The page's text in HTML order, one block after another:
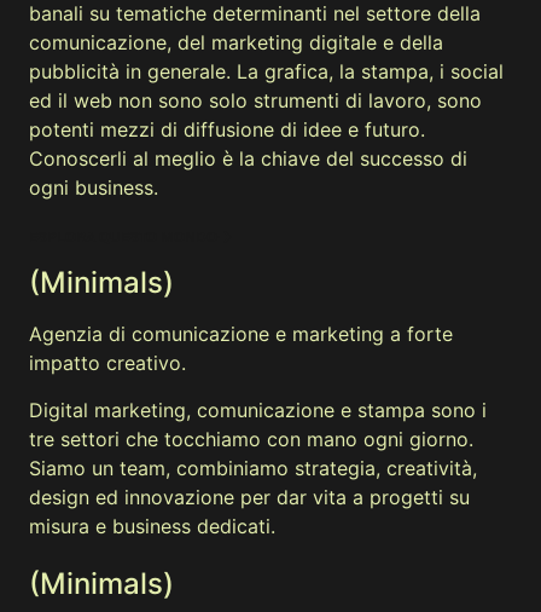
banali su tematiche determinanti nel settore della
comunicazione, del marketing digitale e della
pubblicità in generale. La grafica, la stampa, i social
ed il web non sono solo strumenti di lavoro, sono
potenti mezzi di diffusione di idee e futuro.
Conoscerli al meglio è la chiave del successo di
ogni business.
(Minimals)
Agenzia di comunicazione e marketing a forte
impatto creativo.
Digital marketing, comunicazione e stampa sono i
tre settori che tocchiamo con mano ogni giorno.
Siamo un team, combiniamo strategia, creatività,
design ed innovazione per dar vita a progetti su
misura e business dedicati.
(Minimals)